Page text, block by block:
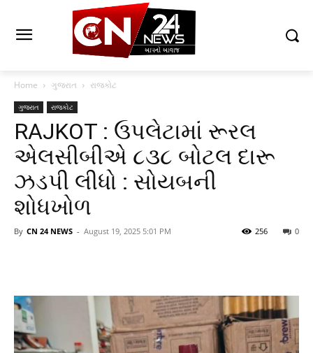
Home ગુજરાત રાજકોટ
ગુજરાત રાજકોટ
RAJKOT : ઉપલેટામાં રૂરલ
એલસીબીએ ૮૩૮ બોટલ દારૂ
ઝડપી લીધો : સોયબની
શોધખોળ
By CN 24 NEWS - August 19, 2025 5:01 PM 0
256